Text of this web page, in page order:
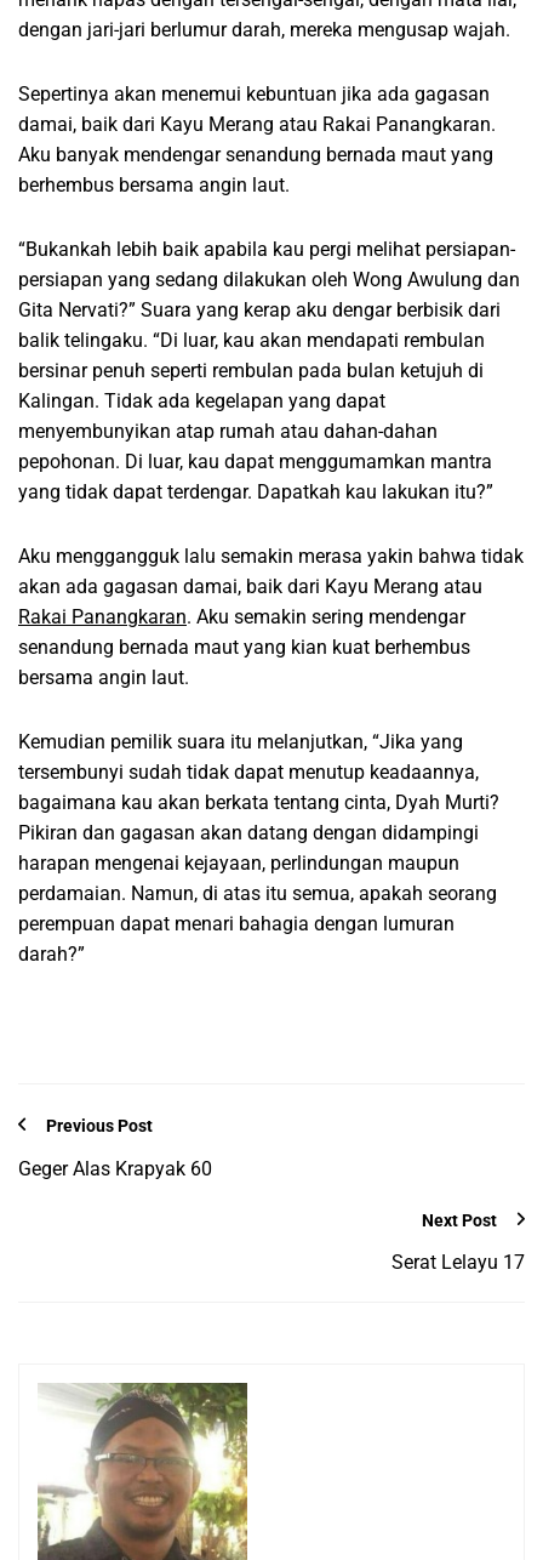
dengan jari-jari berlumur darah, mereka mengusap wajah.
Sepertinya akan menemui kebuntuan jika ada gagasan
damai, baik dari Kayu Merang atau Rakai Panangkaran.
Aku banyak mendengar senandung bernada maut yang
berhembus bersama angin laut.
“Bukankah lebih baik apabila kau pergi melihat persiapan-
persiapan yang sedang dilakukan oleh Wong Awulung dan
Gita Nervati?” Suara yang kerap aku dengar berbisik dari
balik telingaku. “Di luar, kau akan mendapati rembulan
bersinar penuh seperti rembulan pada bulan ketujuh di
Kalingan. Tidak ada kegelapan yang dapat
menyembunyikan atap rumah atau dahan-dahan
pepohonan. Di luar, kau dapat menggumamkan mantra
yang tidak dapat terdengar. Dapatkah kau lakukan itu?”
Aku menggangguk lalu semakin merasa yakin bahwa tidak
akan ada gagasan damai, baik dari Kayu Merang atau
Rakai Panangkaran. Aku semakin sering mendengar
senandung bernada maut yang kian kuat berhembus
bersama angin laut.
Kemudian pemilik suara itu melanjutkan, “Jika yang
tersembunyi sudah tidak dapat menutup keadaannya,
bagaimana kau akan berkata tentang cinta, Dyah Murti?
Pikiran dan gagasan akan datang dengan didampingi
harapan mengenai kejayaan, perlindungan maupun
perdamaian. Namun, di atas itu semua, apakah seorang
perempuan dapat menari bahagia dengan lumuran
darah?”
Previous Post
Geger Alas Krapyak 60
Next Post
Serat Lelayu 17